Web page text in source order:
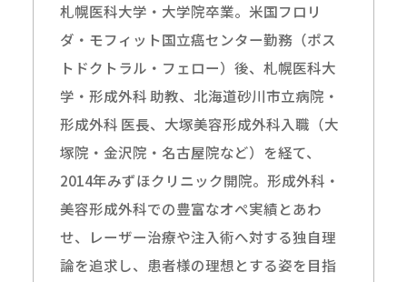
札幌医科大学・大学院卒業。米国フロリ
ダ・モフィット国立癌センター勤務（ポス
トドクトラル・フェロー）後、札幌医科大
学・形成外科 助教、北海道砂川市立病院・
形成外科 医長、大塚美容形成外科入職（大
塚院・金沢院・名古屋院など）を経て、
2014年みずほクリニック開院。形成外科・
美容形成外科での豊富なオペ実績とあわ
せ、レーザー治療や注入術へ対する独自理
論を追求し、患者様の理想とする姿を目指